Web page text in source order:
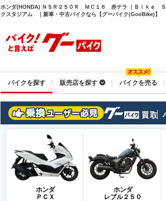
ホンダ(HONDA) ＮＳＲ２５０Ｒ ＭＣ１６ 赤テラ ｜Ｂｉｋｅ
クスタジアム ｜新車・中古バイクなら【グーバイク(GooBike)】
バイクを探す 販売店を探す バイクを売る
ホンダ
ＰＣＸ
ホンダ
レブル２５０